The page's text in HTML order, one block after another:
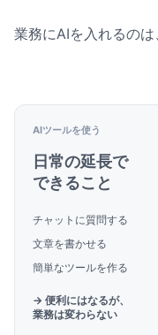
業務にAIを入れるのは
AIツールを使う
日常の延長で
できること
チャットに質問する
文章を書かせる
簡単なツールを作る
→ 便利にはなるが、
業務は変わらない